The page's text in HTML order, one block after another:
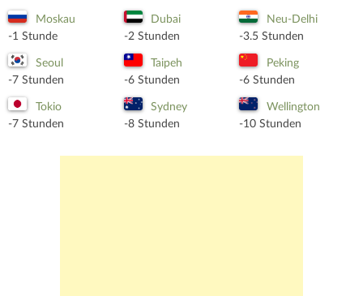
Moskau
-1 Stunde
Dubai
-2 Stunden
Neu-Delhi
-3.5 Stunden
Seoul
-7 Stunden
Taipeh
-6 Stunden
Peking
-6 Stunden
Tokio
-7 Stunden
Sydney
-8 Stunden
Wellington
-10 Stunden